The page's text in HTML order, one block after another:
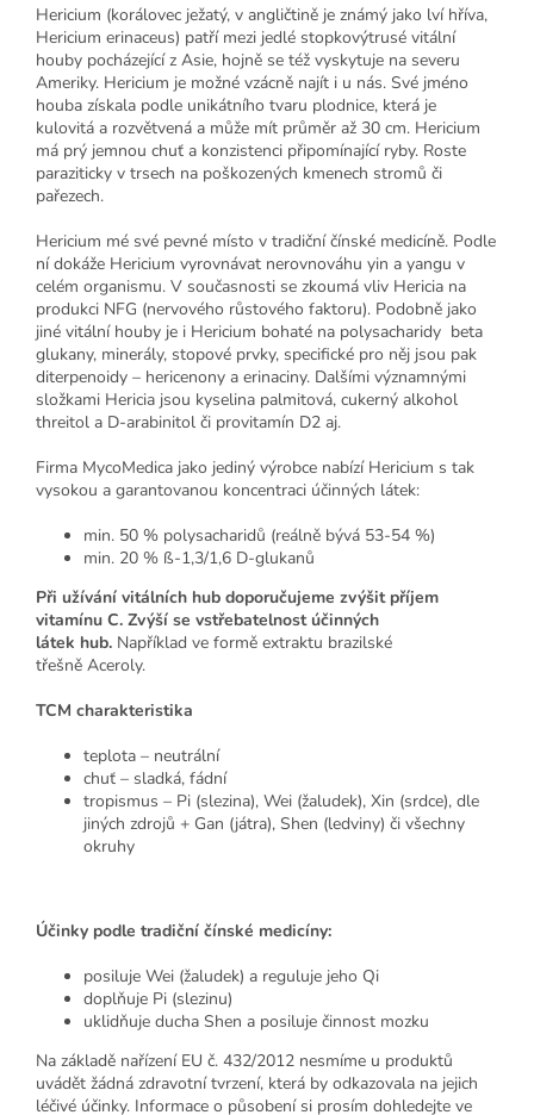
Hericium (korálovec ježatý, v angličtině je známý jako lví hříva,
Hericium erinaceus) patří mezi jedlé stopkovýtrusé vitální
houby pocházející z Asie, hojně se též vyskytuje na severu
Ameriky. Hericium je možné vzácně najít i u nás. Své jméno
houba získala podle unikátního tvaru plodnice, která je
kulovitá a rozvětvená a může mít průměr až 30 cm. Hericium
má prý jemnou chuť a konzistenci připomínající ryby. Roste
paraziticky v trsech na poškozených kmenech stromů či
pařezech.
Hericium mé své pevné místo v tradiční čínské medicíně. Podle
ní dokáže Hericium vyrovnávat nerovnováhu yin a yangu v
celém organismu. V současnosti se zkoumá vliv Hericia na
produkci NFG (nervového růstového faktoru). Podobně jako
jiné vitální houby je i Hericium bohaté na polysacharidy beta
glukany, minerály, stopové prvky, specifické pro něj jsou pak
diterpenoidy – hericenony a erinaciny. Dalšími významnými
složkami Hericia jsou kyselina palmitová, cukerný alkohol
threitol a D-arabinitol či provitamín D2 aj.
Firma MycoMedica jako jediný výrobce nabízí Hericium s tak
vysokou a garantovanou koncentraci účinných látek:
min. 50 % polysacharidů (reálně bývá 53-54 %)
min. 20 % ß-1,3/1,6 D-glukanů
Při užívání vitálních hub doporučujeme zvýšit příjem
vitamínu C. Zvýší se vstřebatelnost účinných
látek hub. Například ve formě extraktu brazilské
třešně Aceroly.
TCM charakteristika
teplota – neutrální
chuť – sladká, fádní
tropismus – Pi (slezina), Wei (žaludek), Xin (srdce), dle
jiných zdrojů + Gan (játra), Shen (ledviny) či všechny
okruhy
Účinky podle tradiční čínské medicíny:
posiluje Wei (žaludek) a reguluje jeho Qi
doplňuje Pi (slezinu)
uklidňuje ducha Shen a posiluje činnost mozku
Na základě nařízení EU č. 432/2012 nesmíme u produktů
uvádět žádná zdravotní tvrzení, která by odkazovala na jejich
léčivé účinky. Informace o působení si prosím dohledejte ve